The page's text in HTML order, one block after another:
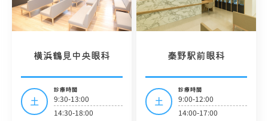
横浜鶴見中央眼科
土
診療時間
9:30-13:00
14:30-18:00
秦野駅前眼科
土
診療時間
9:00-12:00
14:00-17:00